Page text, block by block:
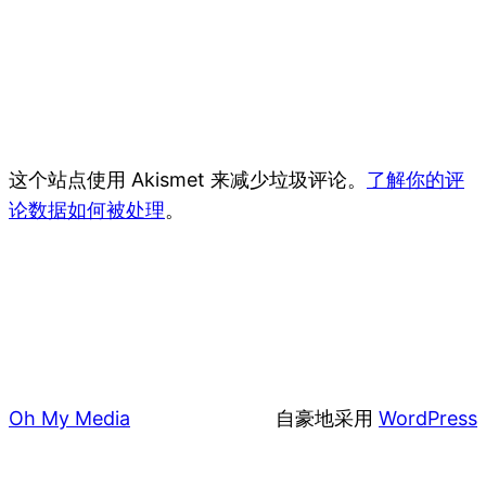
这个站点使用 Akismet 来减少垃圾评论。 了解你的评
论数据如何被处理。
Oh My Media 自豪地采用 WordPress